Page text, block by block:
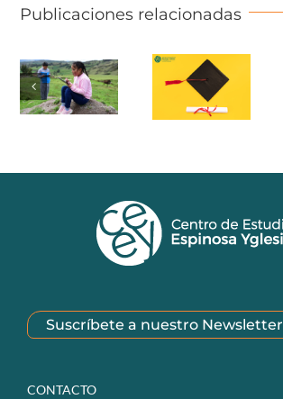
Publicaciones relacionadas
Suscríbete a nuestro Newsletter
CONTACTO